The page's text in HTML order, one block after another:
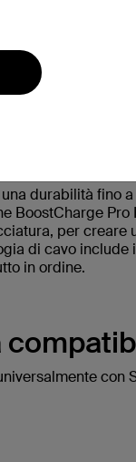
cavo
durabilità fino
BoostCharge Pro
per creare
di cavo
in ordine.
con